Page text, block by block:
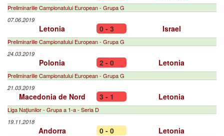
Preliminariile Campionatului European - Grupa G
07.06.2019
Letonia 0 - 3 Israel
Preliminariile Campionatului European - Grupa G
24.03.2019
Polonia 2 - 0 Letonia
Preliminariile Campionatului European - Grupa G
21.03.2019
Macedonia de Nord 3 - 1 Letonia
Liga Naţiunilor - Grupa a 1-a - Seria D
19.11.2018
Andorra 0 - 0 Letonia